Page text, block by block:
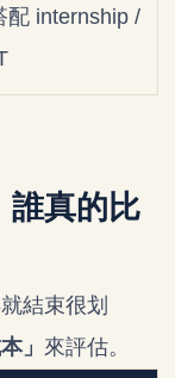
配 internship /
誰真的比
結束很划
」 來評估。